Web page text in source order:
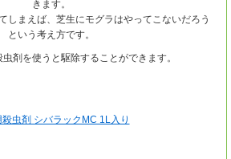
きます。
しまえば、芝生にモグラはやってこないだろう
という考え方です。
剤を使うと駆除することができます。
虫剤 シバラックMC 1L入り